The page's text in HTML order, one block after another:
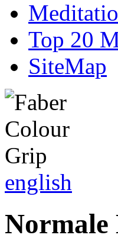
Top 20
SiteMap
english
Normale